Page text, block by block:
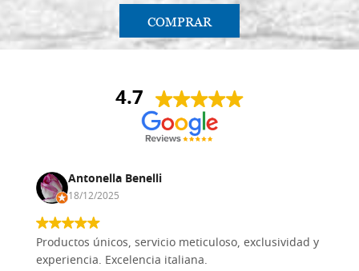
COMPRAR
4.7
Antonella Benelli
18/12/2025
Productos únicos, servicio meticuloso, exclusividad y
experiencia. Excelencia italiana.